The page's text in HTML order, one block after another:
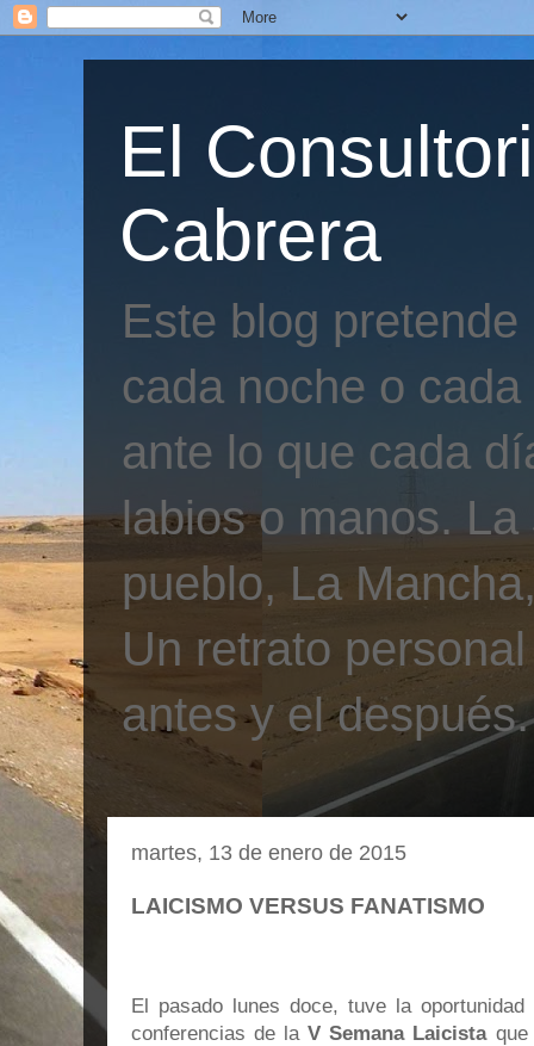
El
Cabrera
Este blog
cada noche o
ante lo que cada
labios o manos.
pueblo, La
Un retrato
antes y el después.
martes, 13 de enero de 2015
LAICISMO VERSUS FANATISMO
El pasado lunes doce, tuve la
conferencias de laV Semana Laicistaque